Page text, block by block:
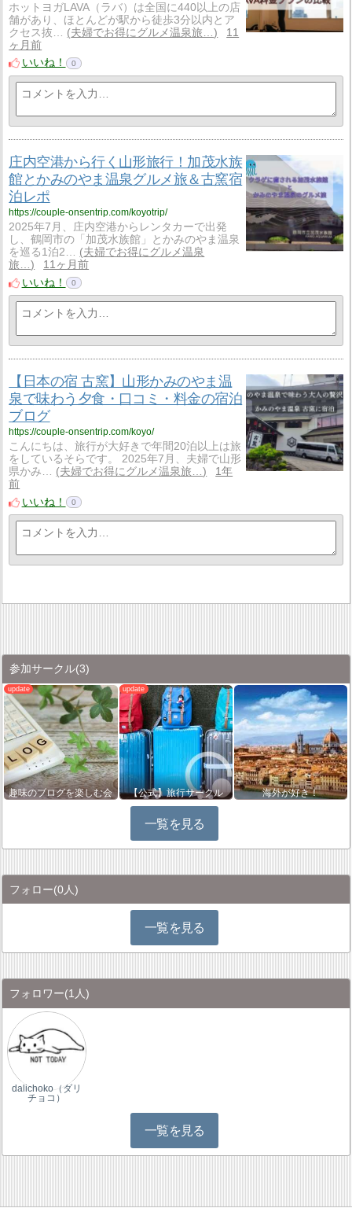
ホットヨガLAVA（ラバ）は全国に440以上の店
舗があり、ほとんどが駅から徒歩3分以内とア
クセス抜…
夫婦でお得にグルメ温泉旅…
11
ヶ月前
いいね！
0
庄内空港から行く山形旅行！加茂水族
館とかみのやま温泉グルメ旅＆古窯宿
泊レポ
https://couple-onsentrip.com/koyotrip/
2025年7月、庄内空港からレンタカーで出発
し、鶴岡市の「加茂水族館」とかみのやま温泉
を巡る1泊2…
夫婦でお得にグルメ温泉
旅…
11ヶ月前
いいね！
0
【日本の宿 古窯】山形かみのやま温
泉で味わう夕食・口コミ・料金の宿泊
ブログ
https://couple-onsentrip.com/koyo/
こんにちは、旅行が大好きで年間20泊以上は旅
をしているそらです。 2025年7月、夫婦で山形
県かみ…
夫婦でお得にグルメ温泉旅…
1年
前
いいね！
0
参加サークル(3)
趣味のブログを楽しむ会 【公式】旅行サークル 海外が好き！
一覧を見る
フォロー(0人)
一覧を見る
フォロワー(1人)
dalichoko（ダリ
チョコ）
一覧を見る